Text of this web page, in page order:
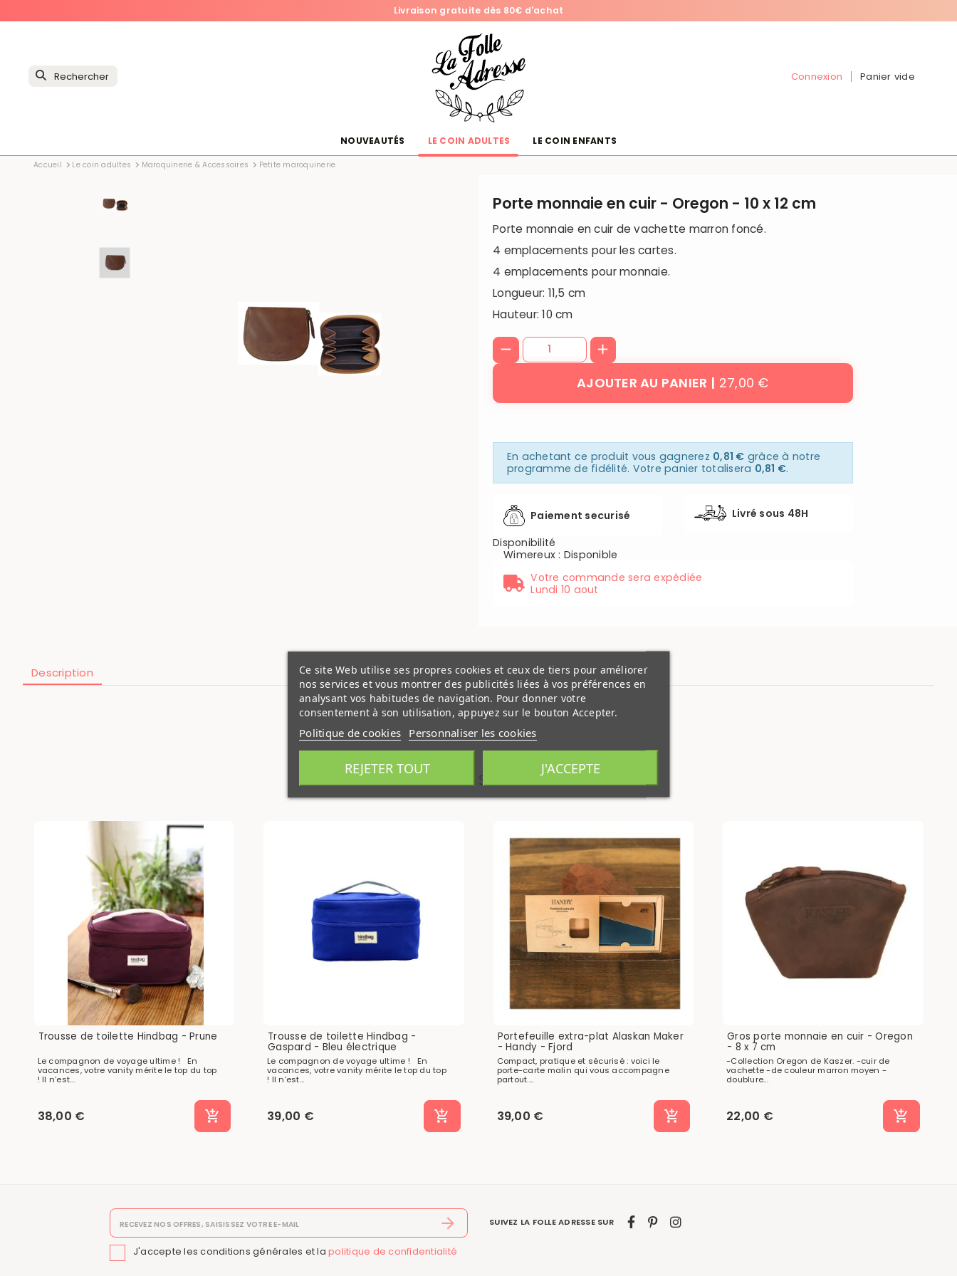
Livraison gratuite dès 80€ d'achat
Connexion Panier vide
NOUVEAUTÉS LE COIN ADULTES LE COIN ENFANTS
Accueil Le coin adultes Maroquinerie & Accessoires Petite maroquinerie
Porte monnaie en cuir - Oregon - 10 x 12 cm
Porte monnaie en cuir de vachette marron foncé.
4 emplacements pour les cartes.
4 emplacements pour monnaie.
Longueur: 11,5 cm
Hauteur: 10 cm
27,00 €
AJOUTER AU PANIER
En achetant ce produit vous gagnerez 0,81 € grâce à notre
programme de fidélité. Votre panier totalisera 0,81 €.
Paiement securisé Livré sous 48H
Disponibilité
Wimereux: Disponible
Votre commande sera expédiée
Lundi 10 aout
Description
PRODUITS SIMILAIRES
Trousse de toilette Hindbag - Prune
Le compagnon de voyage ultime ! En
vacances, votre vanity mérite le top du top
! Il n’est...
38,00 €
Trousse de toilette Hindbag -
Gaspard - Bleu électrique
Le compagnon de voyage ultime ! En
vacances, votre vanity mérite le top du top
! Il n’est...
39,00 €
Portefeuille extra-plat Alaskan Maker
- Handy - Fjord
Compact, pratique et sécurisé : voici le
porte-carte malin qui vous accompagne
partout....
39,00 €
Gros porte monnaie en cuir - Oregon
- 8 x 7 cm
-Collection Oregon de Kaszer. -cuir de
vachette -de couleur marron moyen -
doublure...
22,00 €
J'accepte les conditions générales et lapolitique de confidentialité
SUIVEZ LA FOLLE ADRESSE SUR
Ce site Web utilise ses propres cookies et ceux de tiers pour améliorer
nos services et vous montrer des publicités liées à vos préférences en
analysant vos habitudes de navigation. Pour donner votre
consentement à son utilisation, appuyez sur le bouton Accepter.
Politique de cookies Personnaliser les cookies
REJETER TOUT J'ACCEPTE